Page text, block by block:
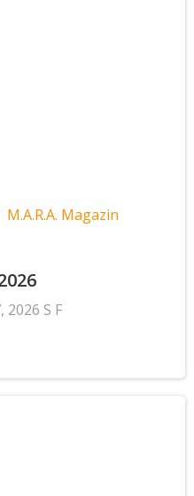
M.A.R.A. Magazin
S F